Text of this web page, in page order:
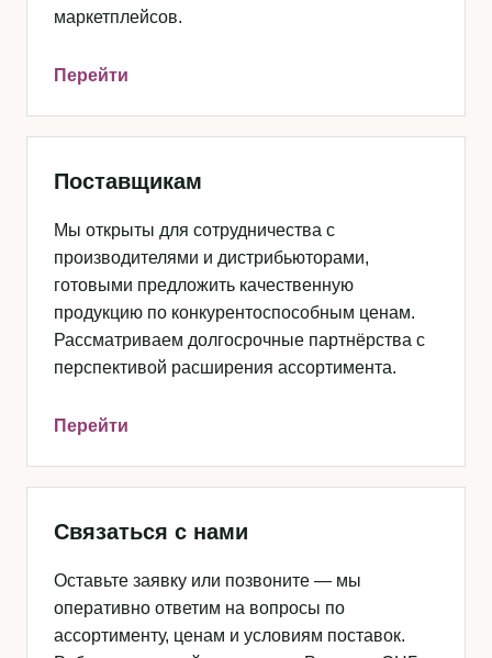
маркетплейсов.
Перейти
Поставщикам
Мы открыты для сотрудничества с
производителями и дистрибьюторами,
готовыми предложить качественную
продукцию по конкурентоспособным ценам.
Рассматриваем долгосрочные партнёрства с
перспективой расширения ассортимента.
Перейти
Связаться с нами
Оставьте заявку или позвоните — мы
оперативно ответим на вопросы по
ассортименту, ценам и условиям поставок.